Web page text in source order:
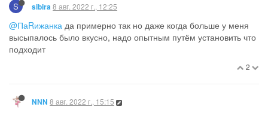
S sibira 8 авг. 2022 г., 12:25
@ПаRижанка да примерно так но даже когда больше у меня
высыпалось было вкусно, надо опытным путём установить что
подходит
2
NNN 8 авг. 2022 г., 15:15